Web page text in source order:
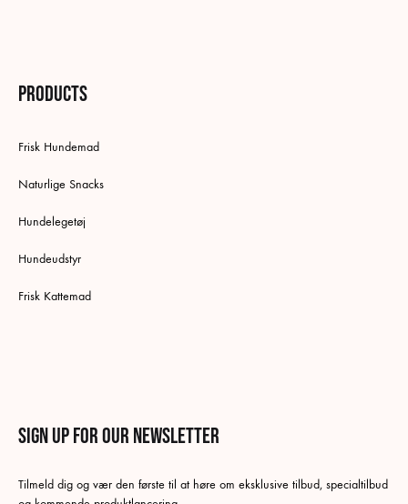
Products
Frisk Hundemad
Naturlige Snacks
Hundelegetøj
Hundeudstyr
Frisk Kattemad
Sign up for our newsletter
Tilmeld dig og vær den første til at høre om eksklusive tilbud, specialtilbud
English
Danish